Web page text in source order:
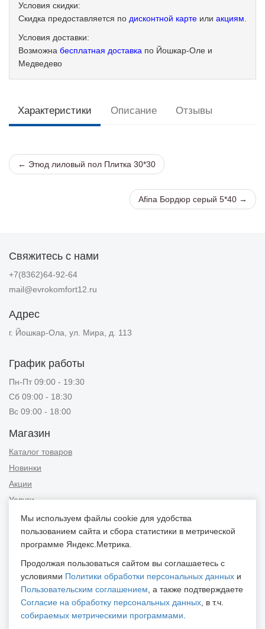
Условия скидки:
Скидка предоставляется по дисконтной карте или акциям
Условия доставки:
Возможна бесплатная доставка по Йошкар-Оле и
Медведево
Характеристики Описание Отзывы
← Этюд лиловый пол Плитка 30*30
Afina Бордюр серый 5*40 →
Свяжитесь с нами
+7(8362)64-92-64
mail@evrokomfort12.ru
Адрес
г. Йошкар-Ола, ул. Мира, д. 113
График работы
Пн-Пт 09:00 - 19:30
Сб 09:00 - 18:30
Вс 09:00 - 18:00
Магазин
Каталог товаров
Новинки
Акции
Услуги
Информация
Публичная оферта
Контакты
Положение об обработке персональных данных
Пользовательское соглашение
Согласие на обработку персональных данных
Мы используем файлы cookie для удобства
пользованием сайта и сбора статистики в метрической
программе Яндекс.Метрика.
Продолжая пользоваться сайтом вы соглашаетесь с
условиями Политики обработки персональных данных и
Пользовательским соглашением , а также подтверждаете
Согласие на обработку персональных данных , в т.ч.
собираемых метрическими программами